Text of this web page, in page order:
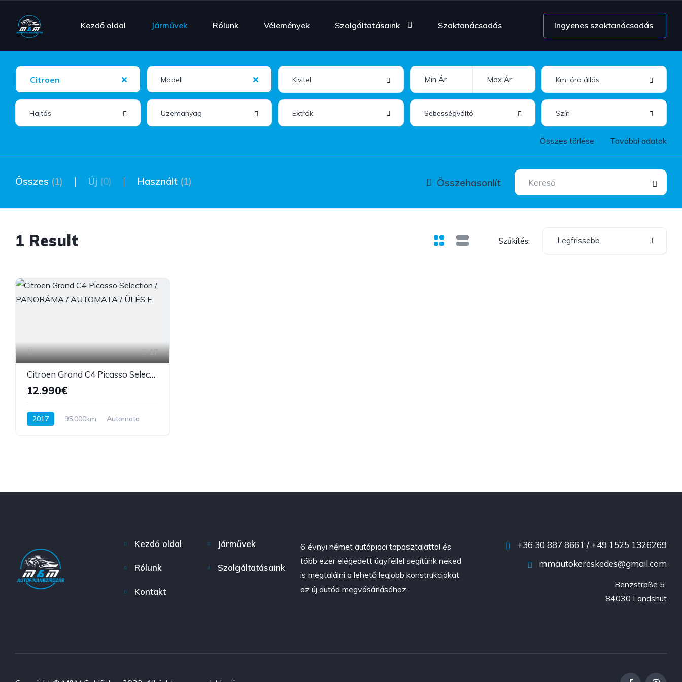
Kezdő oldal Járművek Rólunk Vélemények Szolgáltatásaink Szaktanácsadás Ingyenes szaktanácsadás
Citroen
Extrák
Összes törlése További adatok
Összes (1) Új (0) Használt (1) Összehasonlít
1 Result Szűkítés: Legfrissebb
17
Citroen Grand C4 Picasso Selection / PANORÁMA / AUTOMATA / ÜLÉS F.
12.990€
2017 95.000km
Automata
Kezdő oldal Járművek
Rólunk Szolgáltatásaink
Kontakt
6 évnyi német autópiaci tapasztalattal és
több ezer elégedett ügyféllel segítünk neked
is megtalálni a lehető legjobb konstrukciókat
az új autód megvásárlásához.
+36 30 887 8661 / +49 1525 1326269
mmautokereskedes@gmail.com
Benzstraße 5
84030 Landshut